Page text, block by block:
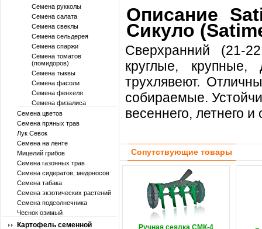
Семена рукколы
Семена салата
Семена свеклы
Семена сельдерея
Семена спаржи
Семена томатов
(помидоров)
Семена тыквы
Семена фасоли
Семена фенхеля
Семена физалиса
Семена цветов
Семена пряных трав
Лук Севок
Семена на ленте
Мицелий грибов
Семена газонных трав
Семена сидератов, медоносов
Семена табака
Семена экзотических растений
Семена подсолнечника
Чеснок озимый
Картофель семенной
Описание
Сикуло
Сверхранний (21-
круглые,
трухлявеют.
собираемые.
весеннего, летнего
Сопутствующие товары
Ручная сеялка СМК-4